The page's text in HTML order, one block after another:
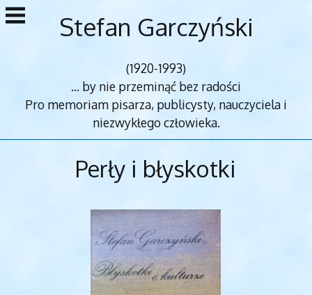
Przejdź
do
Stefan Garczyński
(1920-1993)
... by nie przeminąć bez radości
Pro memoriam pisarza, publicysty, nauczyciela i
niezwykłego człowieka.
Perły i błyskotki